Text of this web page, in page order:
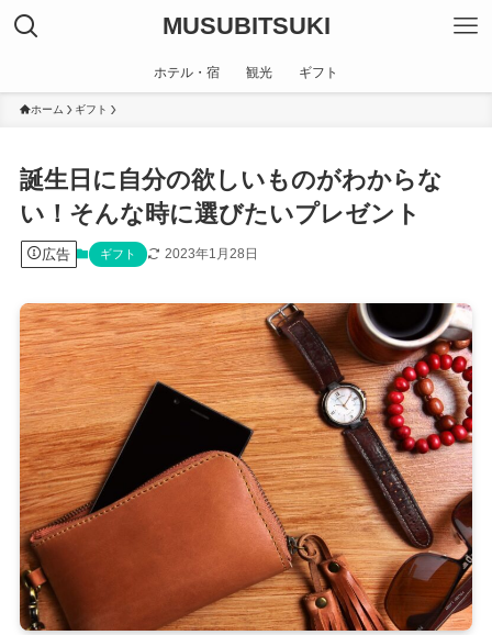
MUSUBITSUKI
ホテル・宿 観光 ギフト
ホーム ギフト
誕生日に自分の欲しいものがわからな
い！そんな時に選びたいプレゼント
広告 ギフト 2023年1月28日